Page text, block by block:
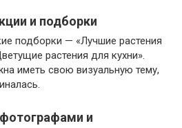
и подборки
подборки — «Лучшие растения
растения для кухни».
иметь свою визуальную тему,
и